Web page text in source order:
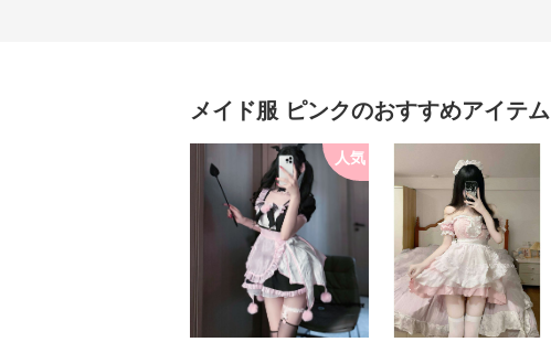
メイド服 ピンクのおすすめアイテム
人気